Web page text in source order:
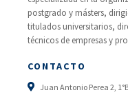
postgrado y másters,
titulados universitarios,
técnicos de empresas y
CONTACTO
Juan Antonio Perea 2,